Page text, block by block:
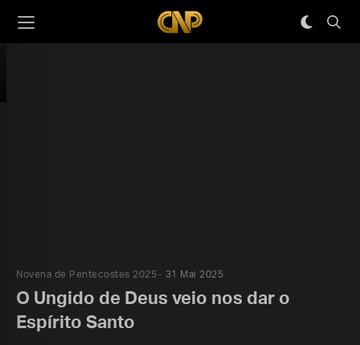
Novena de Pentecostes 2025 31 Mai 2025
O Ungido de Deus veio nos dar o
Espírito Santo